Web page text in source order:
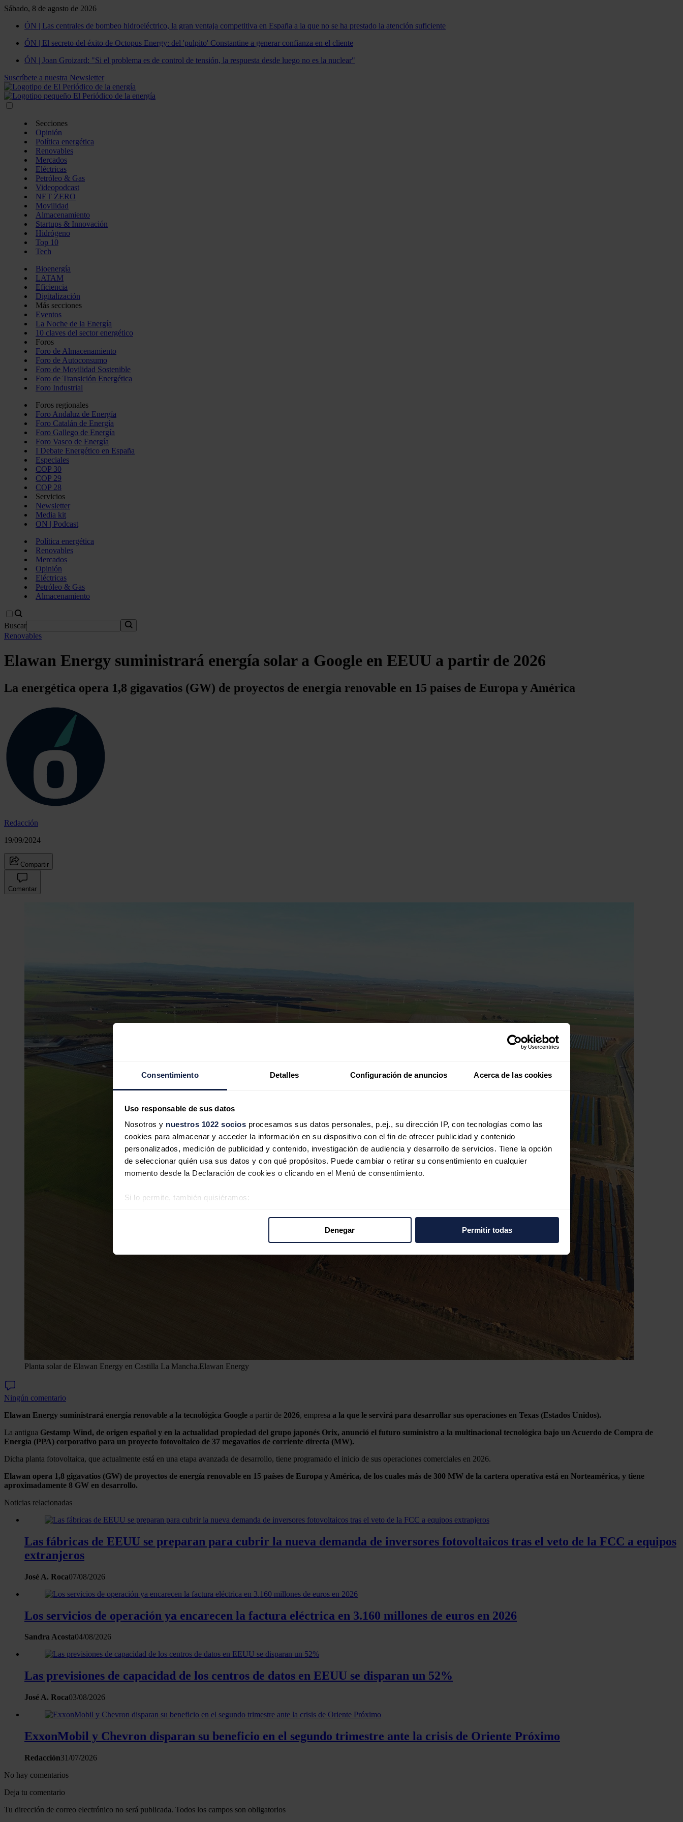
Consentimiento Detalles Configuración de anuncios Acerca de las cookies
Uso responsable de sus datos
Nosotros y nuestros 1022 socios procesamos sus datos personales, p.ej., su dirección IP, con tecnologías como las
cookies para almacenar y acceder la información en su dispositivo con el fin de ofrecer publicidad y contenido
personalizados, medición de publicidad y contenido, investigación de audiencia y desarrollo de servicios. Tiene la opción
de seleccionar quién usa sus datos y con qué propósitos. Puede cambiar o retirar su consentimiento en cualquier
momento desde la Declaración de cookies o clicando en el Menú de consentimiento.
Si lo permite, también quisiéramos:
y analizar el tráfico. Además, compartimos información sobre el uso que haga del sitio web con nuestros partners de
redes sociales, publicidad y análisis web, quienes pueden combinarla con otra información que les haya proporcionado o
Denegar Permitir todas
Sábado, 8 de agosto de 2026
ÓN | Las centrales de bombeo hidroeléctrico, la gran ventaja competitiva en España a la que no se ha prestado la atención suficiente
ÓN | El secreto del éxito de Octopus Energy: del 'pulpito' Constantine a generar confianza en el cliente
ÓN | Joan Groizard: "Si el problema es de control de tensión, la respuesta desde luego no es la nuclear"
Suscríbete a nuestra Newsletter
Secciones
Opinión
Política energética
Renovables
Mercados
Eléctricas
Petróleo & Gas
Videopodcast
NET ZERO
Movilidad
Almacenamiento
Startups & Innovación
Hidrógeno
Top 10
Tech
Bioenergía
LATAM
Eficiencia
Digitalización
Más secciones
Eventos
La Noche de la Energía
10 claves del sector energético
Foros
Foro de Almacenamiento
Foro de Autoconsumo
Foro de Movilidad Sostenible
Foro de Transición Energética
Foro Industrial
Foros regionales
Foro Andaluz de Energía
Foro Catalán de Energía
Foro Gallego de Energía
Foro Vasco de Energía
I Debate Energético en España
Especiales
COP 30
COP 29
COP 28
Servicios
Newsletter
Media kit
ON | Podcast
Política energética
Renovables
Mercados
Opinión
Eléctricas
Petróleo & Gas
Almacenamiento
Buscar
Renovables
Elawan Energy suministrará energía solar a Google en EEUU a partir de 2026
La energética opera 1,8 gigavatios (GW) de proyectos de energía renovable en 15 países de Europa y América
Redacción
19/09/2024
Compartir
Comentar
Planta solar de Elawan Energy en Castilla La Mancha.Elawan Energy
Ningún comentario
Elawan Energy suministrará energía renovable a la tecnológica Google a partir de 2026, empresa a la que le servirá para desarrollar sus operaciones en Texas (Estados Unidos).
La antigua Gestamp Wind, de origen español y en la actualidad propiedad del grupo japonés Orix, anunció el futuro suministro a la multinacional tecnológica bajo un Acuerdo de Compra de
Energía (PPA) corporativo para un proyecto fotovoltaico de 37 megavatios de corriente directa (MW).
Dicha planta fotovoltaica, que actualmente está en una etapa avanzada de desarrollo, tiene programado el inicio de sus operaciones comerciales en 2026.
Elawan opera 1,8 gigavatios (GW) de proyectos de energía renovable en 15 países de Europa y América, de los cuales más de 300 MW de la cartera operativa está en Norteamérica, y tiene
aproximadamente 8 GW en desarrollo.
Noticias relacionadas
Las fábricas de EEUU se preparan para cubrir la nueva demanda de inversores fotovoltaicos tras el veto de la FCC a equipos
extranjeros
José A. Roca07/08/2026
Los servicios de operación ya encarecen la factura eléctrica en 3.160 millones de euros en 2026
Sandra Acosta04/08/2026
Las previsiones de capacidad de los centros de datos en EEUU se disparan un 52%
José A. Roca03/08/2026
ExxonMobil y Chevron disparan su beneficio en el segundo trimestre ante la crisis de Oriente Próximo
Redacción31/07/2026
No hay comentarios
Deja tu comentario
Tu dirección de correo electrónico no será publicada. Todos los campos son obligatorios